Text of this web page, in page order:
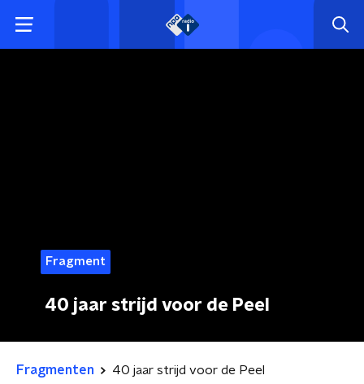
Fragment
40 jaar strijd voor de Peel
Fragmenten 40 jaar strijd voor de Peel